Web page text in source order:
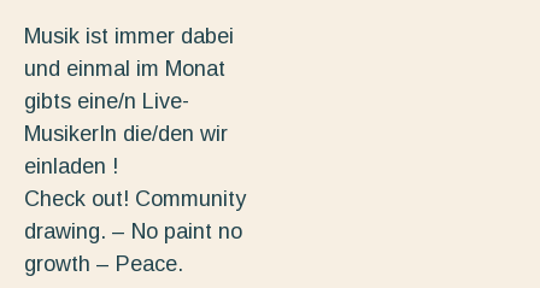
Musik ist immer dabei
und einmal im Monat
gibts eine/n Live-
MusikerIn die/den wir
einladen !
Check out! Community
drawing. – No paint no
growth – Peace.